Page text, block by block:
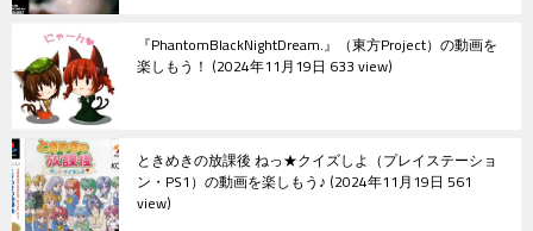
『PhantomBlackNightDream.』（東方Project）の動画を
楽しもう！ 2024年11月19日 633 view
ときめきの放課後 ねっ★クイズしよ（プレイステーショ
ン・PS1）の動画を楽しもう♪ 2024年11月19日 561
view